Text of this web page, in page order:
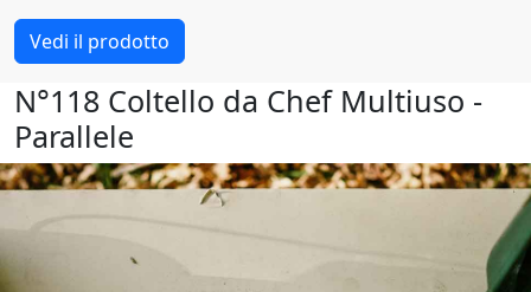
Vedi il prodotto
N°118 Coltello da Chef Multiuso -
Parallele